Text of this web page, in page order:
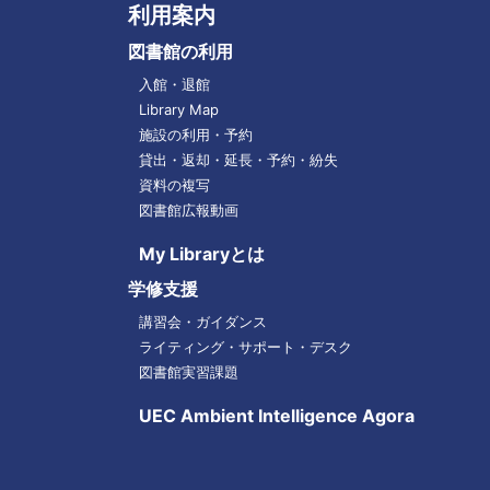
利用案内
図書館の利用
入館・退館
Library Map
施設の利用・予約
貸出・返却・延長・予約・紛失
資料の複写
図書館広報動画
My Libraryとは
学修支援
講習会・ガイダンス
ライティング・サポート・デスク
図書館実習課題
UEC Ambient Intelligence Agora